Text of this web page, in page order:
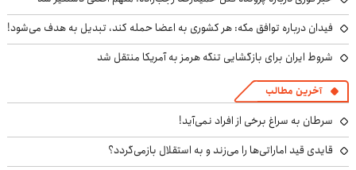
فیدان درباره توافق مکه: هر کشوری به اعضا حمله کند، تبدیل به هدف می‌شود!
شروط ایران برای بازگشایی تنگه هرمز به آمریکا منتقل شد
آخرین مطالب
سرطان به سراغ برخی از افراد نمی‌آید!
قایدی قید اماراتی‌ها را می‌زند و به استقلال بازمی‌گردد؟